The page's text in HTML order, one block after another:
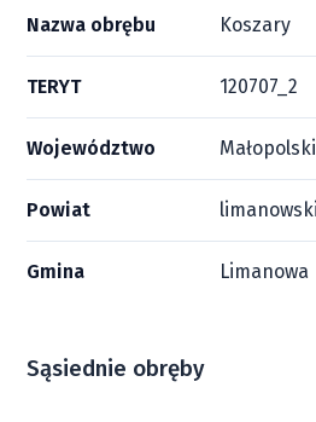
Nazwa obrębu Koszary
TERYT 120707_2
Województwo
Powiat limanowski
Gmina Limanowa
Sąsiednie obręby